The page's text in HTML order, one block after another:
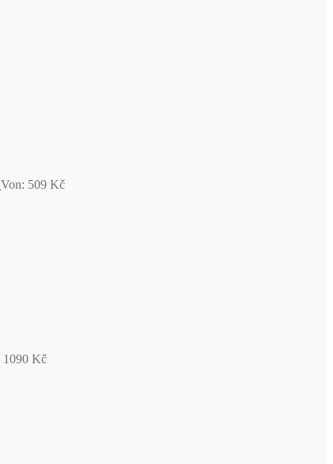
Von: 509 Kč
1090 Kč